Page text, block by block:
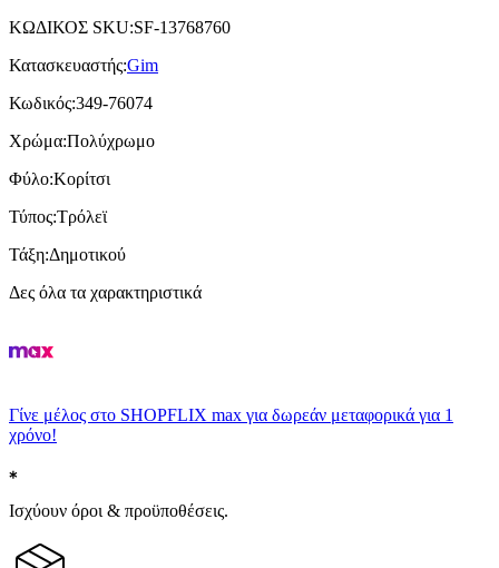
ΚΩΔΙΚΟΣ SKU:SF-13768760
Κατασκευαστής:Gim
Κωδικός:349-76074
Χρώμα:Πολύχρωμο
Φύλο:Κορίτσι
Τύπος:Τρόλεϊ
Τάξη:Δημοτικού
Δες όλα τα χαρακτηριστικά
Γίνε μέλος στο SHOPFLIX max για δωρεάν μεταφορικά για 1
χρόνο!
Ισχύουν όροι & προϋποθέσεις.